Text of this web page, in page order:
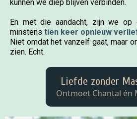
kunnen we diep blijven verbinden.
En met die aandacht, zijn we op
minstens tien keer opnieuw
Niet omdat het vanzelf gaat, maar
zien. Echt.
Liefde zonder
Ontmoet Chantal én